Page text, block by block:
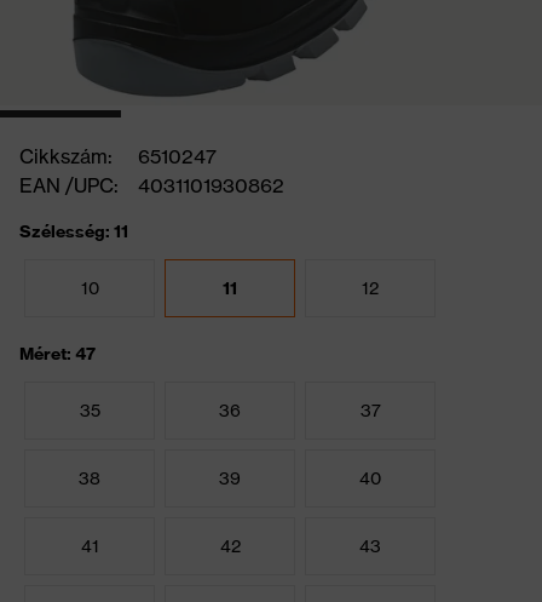
Cikkszám:
6510247
EAN /UPC:
4031101930862
Szélesség: 11
10 11 12
Méret: 47
35 36 37
38 39 40
41 42 43